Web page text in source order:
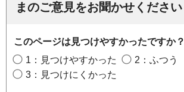
まのご意見をお聞かせください
このページは見つけやすかったですか？
1：見つけやすかった
2：ふつう
3：見つけにくかった